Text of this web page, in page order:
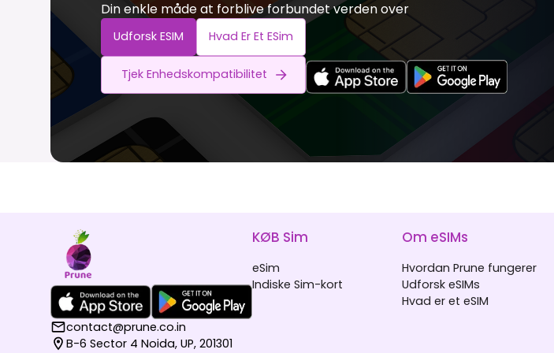
Din enkle måde at forblive forbundet verden over
Udforsk ESIM Hvad Er Et ESim
Tjek Enhedskompatibilitet
contact@prune.co.in
B-6 Sector 4 Noida, UP, 201301
KØB Sim
eSim
Indiske Sim-kort
Om eSIMs
Hvordan Prune fungerer
Udforsk eSIMs
Hvad er et eSIM